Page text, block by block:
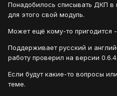
Понадобилось списывать ДКП в
для этого свой модуль.
Может ещё кому-то пригодится
Поддерживает русский и
работу проверил на версии
Если будут какие-то вопросы
теме.